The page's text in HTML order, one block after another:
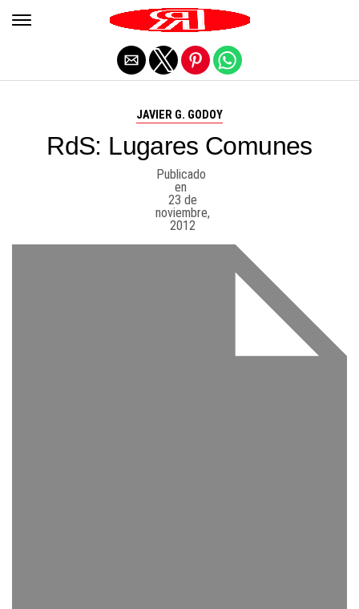
JAVIER G. GODOY
RdS: Lugares Comunes
Publicado
en
23 de
noviembre,
2012
Salir de la versión móvil